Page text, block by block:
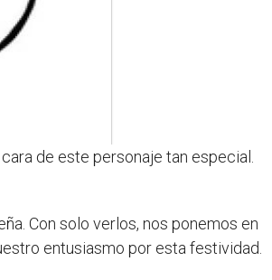
de este personaje tan especial.
Con solo verlos, nos ponemos en
entusiasmo por esta festividad.